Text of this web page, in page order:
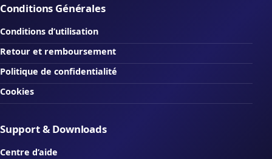
Conditions Générales
Conditions d’utilisation
Retour et remboursement
Politique de confidentialité
Cookies
Support & Downloads
Centre d’aide